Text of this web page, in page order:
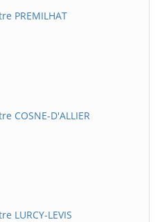
PREMILHAT
COSNE-D'ALLIER
LURCY-LEVIS